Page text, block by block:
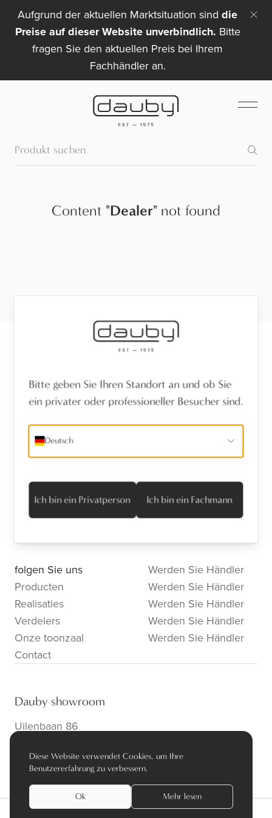
Aufgrund der aktuellen Marktsituation sind die
Preise auf dieser Website unverbindlich. Bitte
fragen Sie den aktuellen Preis bei Ihrem
Fachhändler an.
Content "Dealer" not found
Name*
E-Mail-Adresse
Abonnieren
folgen Sie uns
Producten
Realisaties
Verdelers
Onze toonzaal
Contact
Werden Sie Händler
Werden Sie Händler
Werden Sie Händler
Werden Sie Händler
Werden Sie Händler
Dauby showroom
Uilenbaan 86
info@dauby.be|+32 3 354 16 86
Diese Website verwendet Cookies, um Ihre
Benutzererfahrung zu verbessern.
Ok Mehr lesen
Bitte geben Sie Ihren Standort an und ob Sie
ein privater oder professioneller Besucher sind.
Deutsch
Ich bin ein Privatperson Ich bin ein Fachmann